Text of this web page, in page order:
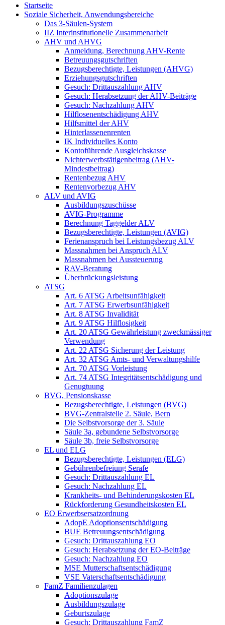
Startseite
Soziale Sicherheit, Anwendungsbereiche
Das 3-Säulen-System
IIZ Interinstitutionelle Zusammenarbeit
AHV und AHVG
Anmeldung, Berechnung AHV-Rente
Betreuungsgutschriften
Bezugsberechtigte, Leistungen (AHVG)
Erziehungsgutschriften
Gesuch: Drittauszahlung AHV
Gesuch: Herabsetzung der AHV-Beiträge
Gesuch: Nachzahlung AHV
Hilflosenentschädigung AHV
Hilfsmittel der AHV
Hinterlassenenrenten
IK Individuelles Konto
Kontoführende Ausgleichskasse
Nichterwerbstätigenbeitrag (AHV-
Mindestbeitrag)
Rentenbezug AHV
Rentenvorbezug AHV
ALV und AVIG
Ausbildungszuschüsse
AVIG-Programme
Berechnung Taggelder ALV
Bezugsberechtigte, Leistungen (AVIG)
Ferienanspruch bei Leistungsbezug ALV
Massnahmen bei Anspruch ALV
Massnahmen bei Aussteuerung
RAV-Beratung
Überbrückungsleistung
ATSG
Art. 6 ATSG Arbeitsunfähigkeit
Art. 7 ATSG Erwerbsunfähigkeit
Art. 8 ATSG Invalidität
Art. 9 ATSG Hilflosigkeit
Art. 20 ATSG Gewährleistung zweckmässiger
Verwendung
Art. 22 ATSG Sicherung der Leistung
Art. 32 ATSG Amts- und Verwaltungshilfe
Art. 70 ATSG Vorleistung
Art. 74 ATSG Integritätsentschädigung und
Genugtuung
BVG, Pensionskasse
Bezugsberechtigte, Leistungen (BVG)
BVG-Zentralstelle 2. Säule, Bern
Die Selbstvorsorge der 3. Säule
Säule 3a, gebundene Selbstvorsorge
Säule 3b, freie Selbstvorsorge
EL und ELG
Bezugsberechtigte, Leistungen (ELG)
Gebührenbefreiung Serafe
Gesuch: Drittauszahlung EL
Gesuch: Nachzahlung EL
Krankheits- und Behinderungskosten EL
Rückforderung Gesundheitskosten EL
EO Erwerbsersatzordnung
AdopE Adoptionsentschädigung
BUE Betreuungsentschädigung
Gesuch: Drittauszahlung EO
Gesuch: Herabsetzung der EO-Beiträge
Gesuch: Nachzahlung EO
MSE Mutterschaftsentschädigung
VSE Vaterschaftsentschädigung
FamZ Familienzulagen
Adoptionszulage
Ausbildungszulage
Geburtszulage
Gesuch: Drittauszahlung FamZ